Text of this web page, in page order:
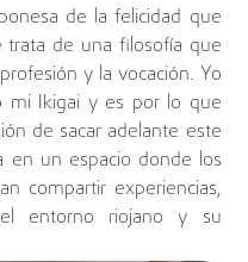
de la felicidad que
trata de una filosofía que
y la vocación. Yo
mi Ikigai y es por lo que
de sacar adelante este
en un espacio donde los
compartir experiencias,
entorno riojano y su